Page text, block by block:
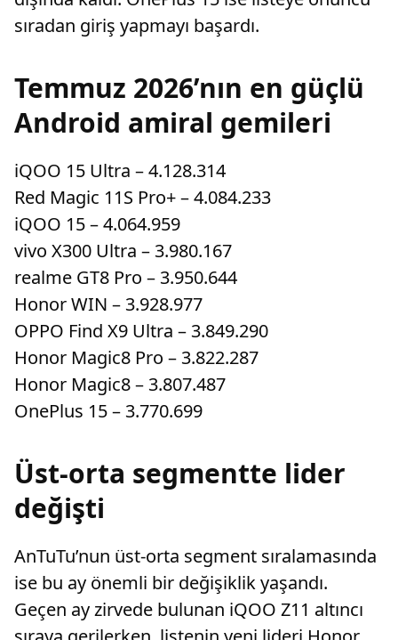
sıradan giriş yapmayı başardı.
Temmuz 2026’nın en güçlü
Android amiral gemileri
iQOO 15 Ultra – 4.128.314
Red Magic 11S Pro+ – 4.084.233
iQOO 15 – 4.064.959
vivo X300 Ultra – 3.980.167
realme GT8 Pro – 3.950.644
Honor WIN – 3.928.977
OPPO Find X9 Ultra – 3.849.290
Honor Magic8 Pro – 3.822.287
Honor Magic8 – 3.807.487
OnePlus 15 – 3.770.699
Üst-orta segmentte lider
değişti
AnTuTu’nun üst-orta segment sıralamasında
ise bu ay önemli bir değişiklik yaşandı.
Geçen ay zirvede bulunan iQOO Z11 altıncı